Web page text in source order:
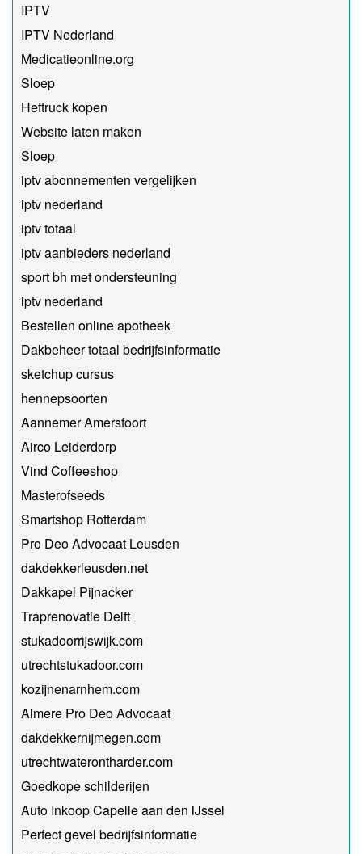
IPTV
IPTV Nederland
Medicatieonline.org
Sloep
Heftruck kopen
Website laten maken
Sloep
iptv abonnementen vergelijken
iptv nederland
iptv totaal
iptv aanbieders nederland
sport bh met ondersteuning
iptv nederland
Bestellen online apotheek
Dakbeheer totaal bedrijfsinformatie
sketchup cursus
hennepsoorten
Aannemer Amersfoort
Airco Leiderdorp
Vind Coffeeshop
Masterofseeds
Smartshop Rotterdam
Pro Deo Advocaat Leusden
dakdekkerleusden.net
Dakkapel Pijnacker
Traprenovatie Delft
stukadoorrijswijk.com
utrechtstukadoor.com
kozijnenarnhem.com
Almere Pro Deo Advocaat
dakdekkernijmegen.com
utrechtwaterontharder.com
Goedkope schilderijen
Auto Inkoop Capelle aan den IJssel
Perfect gevel bedrijfsinformatie